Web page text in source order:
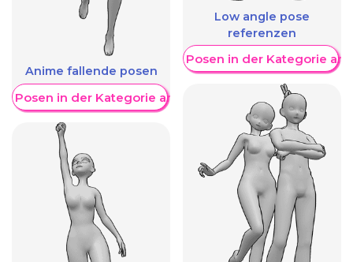
Anime fallende posen
Posen in der Kategorie anzeigen
Low angle pose
referenzen
Weitere Posen in der Kategorie